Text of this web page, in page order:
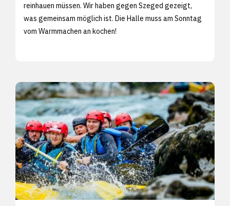
reinhauen müssen. Wir haben gegen Szeged gezeigt,
was gemeinsam möglich ist. Die Halle muss am Sonntag
vom Warmmachen an kochen!